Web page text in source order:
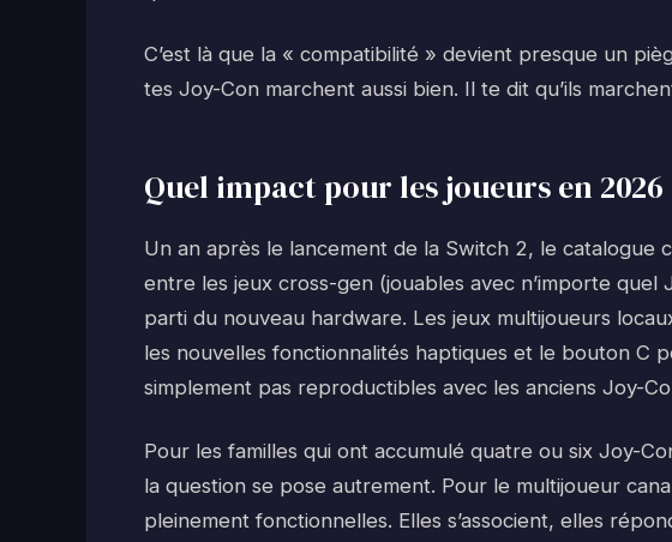
C’est là que la « compatibilité » devient presque un
tes Joy-Con marchent aussi bien. Il te dit qu’ils
Quel impact pour les joueurs en 2026
Un an après le lancement de la Switch 2, le catalogue
entre les jeux cross-gen (jouables avec n’importe
parti du nouveau hardware. Les jeux multijoueurs
les nouvelles fonctionnalités haptiques et le bouton C
simplement pas reproductibles avec les anciens Joy-
Pour les familles qui ont accumulé quatre ou six Joy-
la question se pose autrement. Pour le multijoueur
pleinement fonctionnelles. Elles s’associent, elles